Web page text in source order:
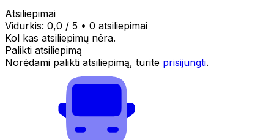
Atsiliepimai
Vidurkis: 0,0 / 5 • 0 atsiliepimai
Kol kas atsiliepimų nėra.
Palikti atsiliepimą
Norėdami palikti atsiliepimą, turite prisijungti.